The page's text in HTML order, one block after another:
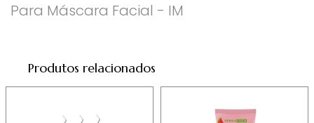
Para Máscara Facial - IM
Produtos relacionados